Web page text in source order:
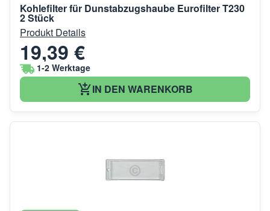
Kohlefilter für Dunstabzugshaube Eurofilter T230
2 Stück
Produkt Details
19,39 €
1-2 Werktage
IN DEN WARENKORB